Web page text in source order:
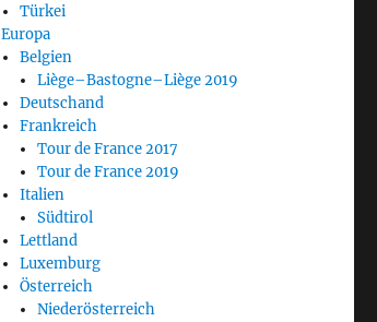
Türkei
Europa
Belgien
Liège–Bastogne–Liège 2019
Deutschand
Frankreich
Tour de France 2017
Tour de France 2019
Italien
Südtirol
Lettland
Luxemburg
Österreich
Niederösterreich